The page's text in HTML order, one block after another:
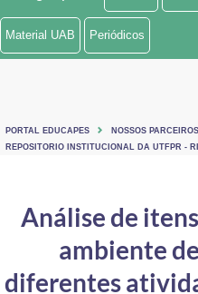
Ministério de Minas e Energia
Ministério do Turismo
Controladoria-Geral da União
Material UAB Periódicos
PORTAL EDUCAPES
NOSSOS PARCEIROS
REPOSITORIO INSTITUCIONAL DA UTFPR -
Análise de
ambiente
diferentes